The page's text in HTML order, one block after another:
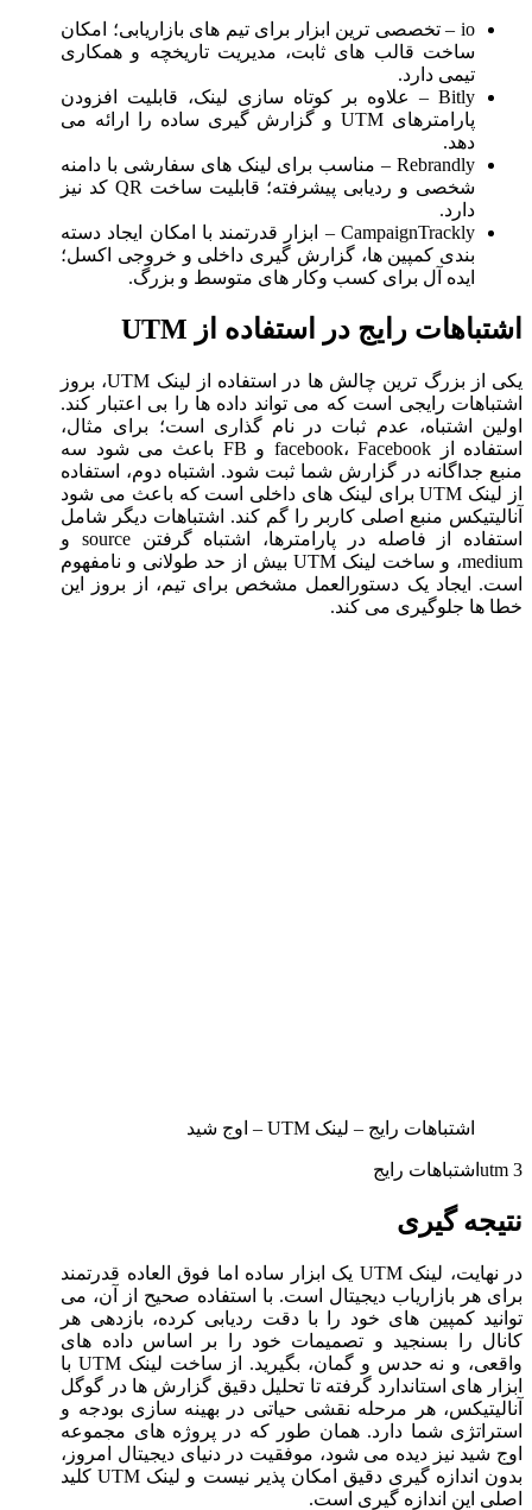
io – تخصصی ترین ابزار برای تیم های بازاریابی؛ امکان
ساخت قالب های ثابت، مدیریت تاریخچه و همکاری
تیمی دارد.
Bitly – علاوه بر کوتاه سازی لینک، قابلیت افزودن
پارامترهای UTM و گزارش گیری ساده را ارائه می
دهد.
Rebrandly – مناسب برای لینک های سفارشی با دامنه
شخصی و ردیابی پیشرفته؛ قابلیت ساخت QR کد نیز
دارد.
CampaignTrackly – ابزار قدرتمند با امکان ایجاد دسته
بندی کمپین ها، گزارش گیری داخلی و خروجی اکسل؛
ایده آل برای کسب وکار های متوسط و بزرگ.
اشتباهات رایج در استفاده از UTM
یکی از بزرگ ترین چالش ها در استفاده از لینک UTM، بروز
اشتباهات رایجی است که می تواند داده ها را بی اعتبار کند.
اولین اشتباه، عدم ثبات در نام گذاری است؛ برای مثال،
استفاده از facebook، Facebook و FB باعث می شود سه
منبع جداگانه در گزارش شما ثبت شود. اشتباه دوم، استفاده
از لینک UTM برای لینک های داخلی است که باعث می شود
آنالیتیکس منبع اصلی کاربر را گم کند. اشتباهات دیگر شامل
استفاده از فاصله در پارامترها، اشتباه گرفتن source و
medium، و ساخت لینک UTM بیش از حد طولانی و نامفهوم
است. ایجاد یک دستورالعمل مشخص برای تیم، از بروز این
خطا ها جلوگیری می کند.
اشتباهات رایج – لینک UTM – اوج شید
utm 3اشتباهات رایج
نتیجه گیری
در نهایت، لینک UTM یک ابزار ساده اما فوق العاده قدرتمند
برای هر بازاریاب دیجیتال است. با استفاده صحیح از آن، می
توانید کمپین های خود را با دقت ردیابی کرده، بازدهی هر
کانال را بسنجید و تصمیمات خود را بر اساس داده های
واقعی، و نه حدس و گمان، بگیرید. از ساخت لینک UTM با
ابزار های استاندارد گرفته تا تحلیل دقیق گزارش ها در گوگل
آنالیتیکس، هر مرحله نقشی حیاتی در بهینه سازی بودجه و
استراتژی شما دارد. همان طور که در پروژه های مجموعه
اوج شید نیز دیده می شود، موفقیت در دنیای دیجیتال امروز،
بدون اندازه گیری دقیق امکان پذیر نیست و لینک UTM کلید
اصلی این اندازه گیری است.